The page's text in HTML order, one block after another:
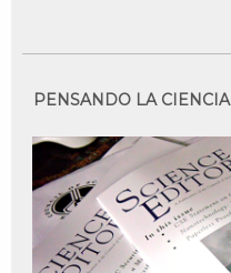
PENSANDO LA CIENCIA